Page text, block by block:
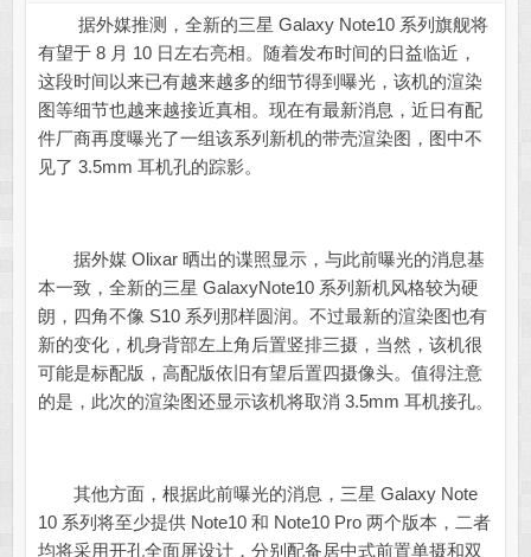
据外媒推测，全新的三星 Galaxy Note10 系列旗舰将
有望于 8 月 10 日左右亮相。随着发布时间的日益临近，
这段时间以来已有越来越多的细节得到曝光，该机的渲染
图等细节也越来越接近真相。现在有最新消息，近日有配
件厂商再度曝光了一组该系列新机的带壳渲染图，图中不
见了 3.5mm 耳机孔的踪影。
据外媒 Olixar 晒出的谍照显示，与此前曝光的消息基
本一致，全新的三星 GalaxyNote10 系列新机风格较为硬
朗，四角不像 S10 系列那样圆润。不过最新的渲染图也有
新的变化，机身背部左上角后置竖排三摄，当然，该机很
可能是标配版，高配版依旧有望后置四摄像头。值得注意
的是，此次的渲染图还显示该机将取消 3.5mm 耳机接孔。
其他方面，根据此前曝光的消息，三星 Galaxy Note
10 系列将至少提供 Note10 和 Note10 Pro 两个版本，二者
均将采用开孔全面屏设计，分别配备居中式前置单摄和双